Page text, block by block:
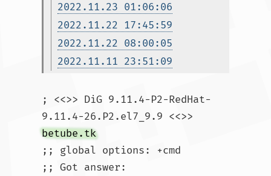
2022.11.23 01:06:06
2022.11.22 17:45:59
2022.11.22 08:00:05
2022.11.11 23:51:09
; <<>> DiG 9.11.4-P2-RedHat-
9.11.4-26.P2.el7_9.9 <<>>
betube.tk
;; global options: +cmd
;; Got answer: